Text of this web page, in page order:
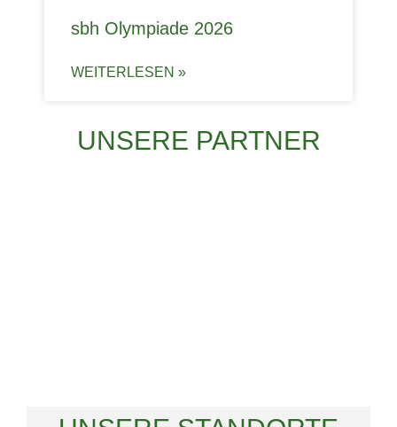
sbh Olympiade 2026
WEITERLESEN »
UNSERE PARTNER